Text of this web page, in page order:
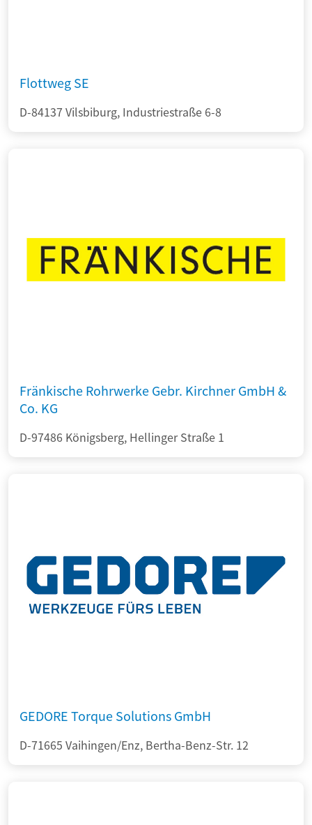
Flottweg SE
D-84137 Vilsbiburg, Industriestraße 6-8
Fränkische Rohrwerke Gebr. Kirchner GmbH &
Co. KG
D-97486 Königsberg, Hellinger Straße 1
GEDORE Torque Solutions GmbH
D-71665 Vaihingen/Enz, Bertha-Benz-Str. 12